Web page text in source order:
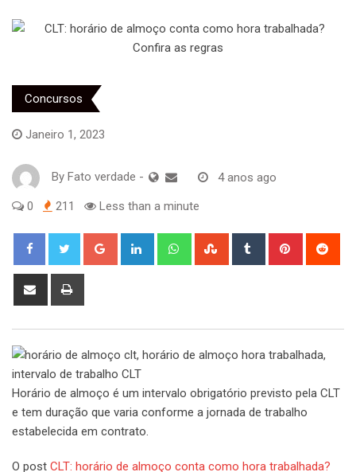
Concursos
Janeiro 1, 2023
By Fato verdade - 4 anos ago
0 211 Less than a minute
Google+ LinkedIn WhatsappStumbleUpon
Tumblr Pinterest
Share
Horário de almoço é um intervalo obrigatório previsto pela CLT
e tem duração que varia conforme a jornada de trabalho
estabelecida em contrato.
O post CLT: horário de almoço conta como hora trabalhada?